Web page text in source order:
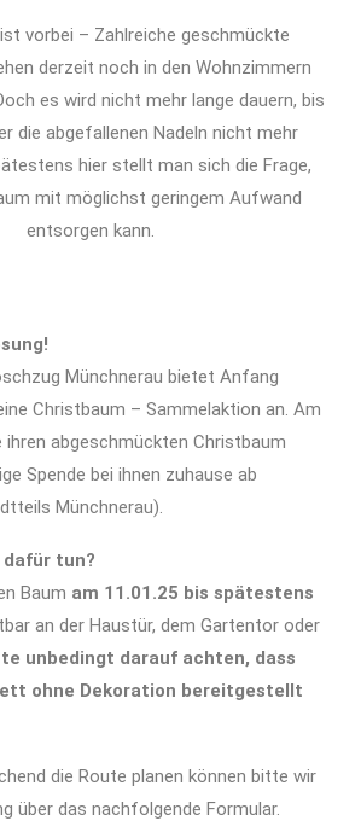
vorbei – Zahlreiche geschmückte
derzeit noch in den Wohnzimmern
es wird nicht mehr lange dauern, bis
die abgefallenen Nadeln nicht mehr
hier stellt man sich die Frage,
mit möglichst geringem Aufwand
entsorgen kann.
Münchnerau bietet Anfang
Christbaum – Sammelaktion an. Am
ihren abgeschmückten Christbaum
Spende bei ihnen zuhause ab
Münchnerau).
dafür tun?
Baum am 11.01.25 bis spätestens
an der Haustür, dem Gartentor oder
unbedingt darauf achten, dass
ohne Dekoration bereitgestellt
die Route planen können bitte wir
über das nachfolgende Formular.